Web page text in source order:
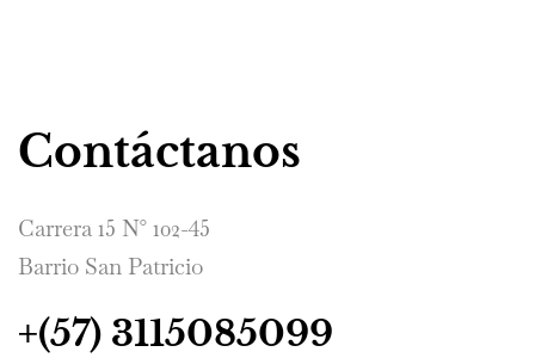
Contáctanos
Carrera 15 N° 102-45
Barrio San Patricio
+(57) 3115085099